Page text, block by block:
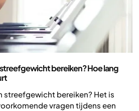
streefgewicht bereiken? Hoe lang
streefgewicht bereiken? Het is
vragen tijdens een